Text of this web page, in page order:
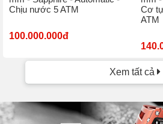
Chịu nước 5 ATM
100.000.000đ
Cơ
ATM
Xem tất cả